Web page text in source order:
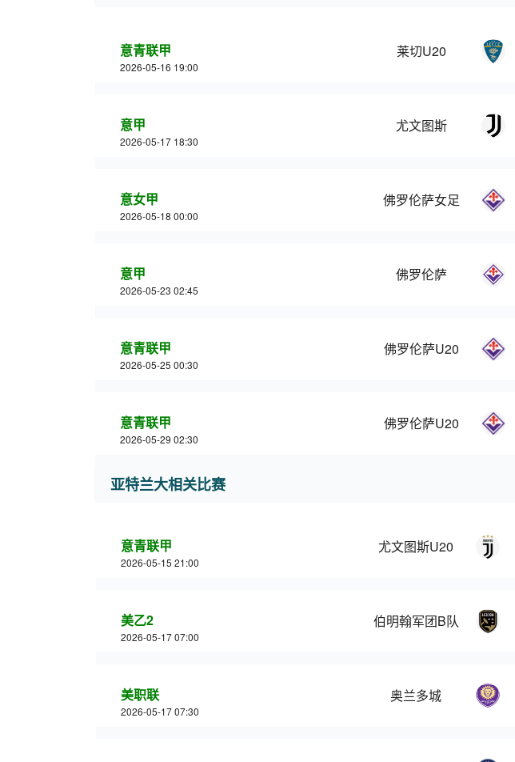
意青联甲
2026-05-16 19:00
莱切U20
意甲
2026-05-17 18:30
尤文图斯
意女甲
2026-05-18 00:00
佛罗伦萨女足
意甲
2026-05-23 02:45
佛罗伦萨
意青联甲
2026-05-25 00:30
佛罗伦萨U20
意青联甲
2026-05-29 02:30
佛罗伦萨U20
亚特兰大相关比赛
意青联甲
2026-05-15 21:00
尤文图斯U20
美乙2
2026-05-17 07:00
伯明翰军团B队
美职联
2026-05-17 07:30
奥兰多城